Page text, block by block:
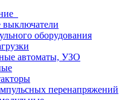
выключатели
оборудования
автоматы, УЗО
перенапряжений